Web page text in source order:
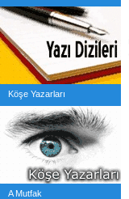
Köşe Yazarları
A Mutfak